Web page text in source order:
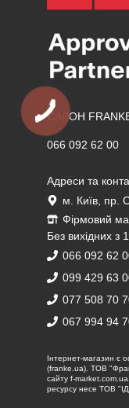
САЛОН
066 092 62 00
Адреси та
м. Київ, пр.
Фірмовий
Без вихідних з
066 092 62
099 429 63
077 508 70
067 994 94
Iнтернет-магазин є
(franke.ua). ТОВ
сайту f-market.com.ua.
ресурсу несе ТОВ